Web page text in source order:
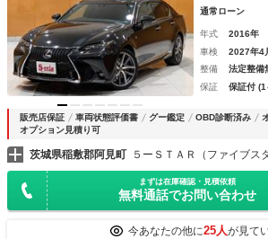
通常ローン
年式 2016年
車検
2027年4
整備
法定整備
保証
保証付
販売店保証 車両状態評価書 グー鑑定 OBD診断済み
オプション見積り可
茨城県稲敷郡阿見町 ５ーＳＴＡＲ（ファイブス
まずは在庫確認・見積依頼
無料通話でお問い合わせ
今あなたの他に25人が見て